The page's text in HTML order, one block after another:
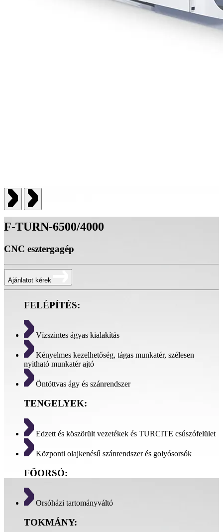
F-TURN-6500/4000
CNC esztergagép
Ajánlatot kérek
FELÉPÍTÉS:
Vízszintes ágyas kialakítás
Kényelmes kezelhetőség, tágas munkatér, szélesen
nyitható munkatér ajtó
Öntöttvas ágy és szánrendszer
TENGELYEK:
Edzett és köszörült vezetékek és TURCITE csúszófelület
Központi olajkenésű szánrendszer és golyósorsók
FŐORSÓ:
Orsóházi tartományváltó
TOKMÁNY: